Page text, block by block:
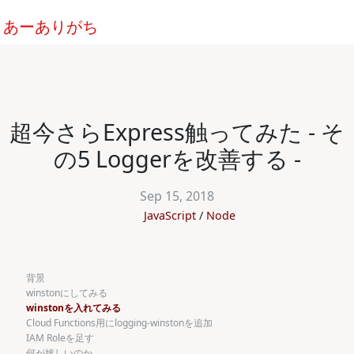
あーありがち
超今さらExpress触ってみた - そ
の5 Loggerを改善する -
Sep 15, 2018
JavaScript Node
背景
winstonにしてみる
winstonを入れてみる
Cloud Functions用にlogging-winstonを追加
IAM Roleを足す